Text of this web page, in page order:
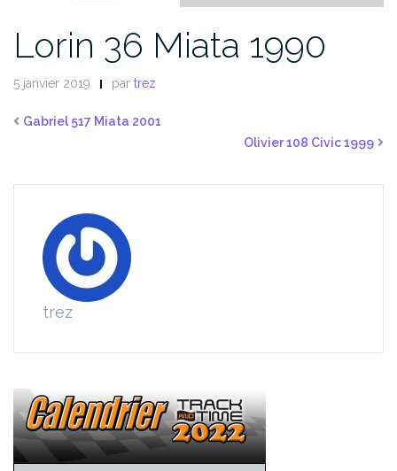
Lorin 36 Miata 1990
5 janvier 2019 par trez
Gabriel 517 Miata 2001
Olivier 108 Civic 1999
trez